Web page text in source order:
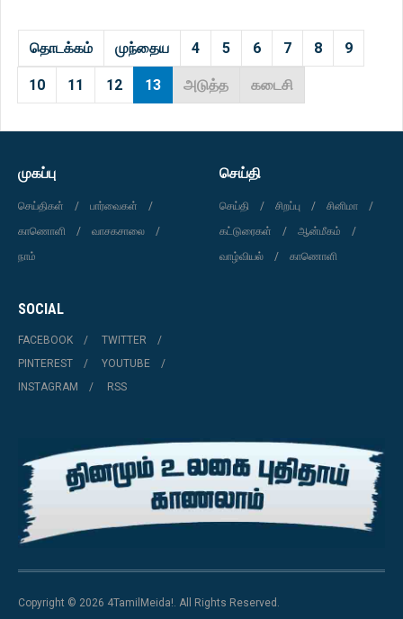
தொடக்கம் முந்தைய 4 5 6 7 8 9
10 11 12 13 அடுத்த கடைசி
முகப்பு
செய்திகள்
பார்வைகள்
காணொளி
வாசகசாலை
நாம்
செய்தி
செய்தி சிறப்பு
சினிமா
கட்டுரைகள்
ஆன்மீகம்
வாழ்வியல்
காணொளி
SOCIAL
FACEBOOK
TWITTER
PINTEREST
YOUTUBE
INSTAGRAM
RSS
Copyright © 2026 4TamilMeida!. All Rights Reserved.